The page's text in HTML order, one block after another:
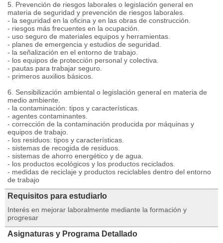
5. Prevención de riesgos laborales o legislación general en
materia de seguridad y prevención de riesgos laborales.
- la seguridad en la oficina y en las obras de construcción.
- riesgos más frecuentes en la ocupación.
- uso seguro de materiales equipos y herramientas.
- planes de emergencia y estudios de seguridad.
- la señalización en el entorno de trabajo.
- los equipos de protección personal y colectiva.
- pautas para trabajar seguro.
- primeros auxilios básicos.
6. Sensibilización ambiental o legislación general en materia de
medio ambiente.
- la contaminación: tipos y características.
- agentes contaminantes.
- corrección de la contaminación producida por máquinas y
equipos de trabajo.
- los residuos: tipos y características.
- sistemas de recogida de residuos.
- sistemas de ahorro energético y de agua.
- los productos ecológicos y los productos reciclados.
- medidas de reciclaje y productos reciclables dentro del entorno
de trabajo
Requisitos para estudiarlo
Interés en mejorar laboralmente mediante la formación y
progresar
Asignaturas y Programa Detallado